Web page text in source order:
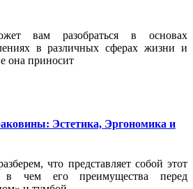
вам разобраться в основах
в различных сферах жизни и
она приносит
Эстетика, Эргономика и
что представляет собой этот
в чем его преимущества перед